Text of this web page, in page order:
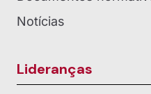
Notícias
Lideranças